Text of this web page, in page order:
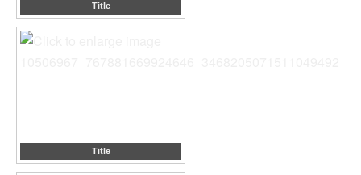
Title
Title